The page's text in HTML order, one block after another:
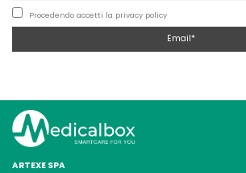
Procedendo accetti la privacy policy
ARTEXE SPA